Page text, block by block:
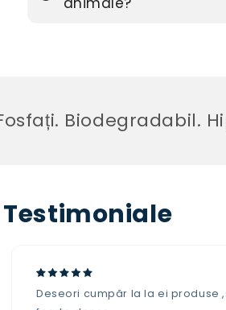
Biodegradabil.
Testimoniale
Deseori cumpăr la la ei produse